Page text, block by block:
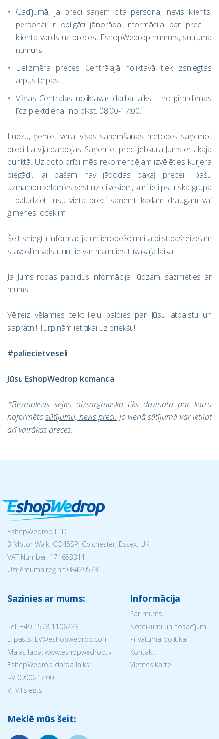
Gadījumā, ja preci saņem cita persona, nevis klients,
personai ir obligāti jānorāda informācija par preci –
klienta vārds uz preces, EshopWedrop numurs, sūtījuma
numurs.
Lielizmēra preces Centrālajā noliktavā tiek izsniegtas
ārpus telpas.
Viļņas Centrālās noliktavas darba laiks – no pirmdienas
līdz piektdienai, no plkst. 08:00-17:00.
Lūdzu, ņemiet vērā: visas saņemšanas metodes saņemot
preci Latvijā darbojas! Saņemiet preci jebkurā Jums ērtākajā
punktā. Uz doto brīdi mēs rekomendējam izvēlēties kurjera
piegādi, lai pašam nav jādodas pakaļ precei. Īpašu
uzmanību vēlamies vēst uz cilvēkiem, kuri ietilpst riska grupā
– palūdziet Jūsu vietā preci saņemt kādam draugam vai
ģimenes loceklim.
Šeit sniegtā informācija un ierobežojumi atbilst pašreizējam
stāvoklim valstī, un tie var mainīties tuvākajā laikā.
Ja Jums rodas papildus informācija, lūdzam, sazinieties ar
mums.
Vēlreiz vēlamies teikt lielu paldies par Jūsu atbalstu un
sapratni! Turpinām iet tikai uz priekšu!
#paliecietveseli
Jūsu EshopWedrop komanda
*Bezmaksas sejas aizsargmaska tiks dāvināta par katru
noformētosūtījumu, nevis preci. Jo vienā sūtījumā var ietilpt
arī vairākas preces.
EshopWedrop LTD
3 Motor Walk, CO45SP, Colchester, Essex, UK
VAT Number: 171653311
Uzņēmuma reģ.nr: 08429573
Sazinies ar mums:
Tel: +49 1578 1106223
E-pasts: LV@eshopwedrop.com
Mājas lapa: www.eshopwedrop.lv
EshopWedrop darba laiks:
I-V 09:00-17:00
VI-VII slēgts
Informācija
Par mums
Noteikumi un nosacījumi
Privātuma politika
Kontakti
Vietnes karte
Meklē mūs šeit: